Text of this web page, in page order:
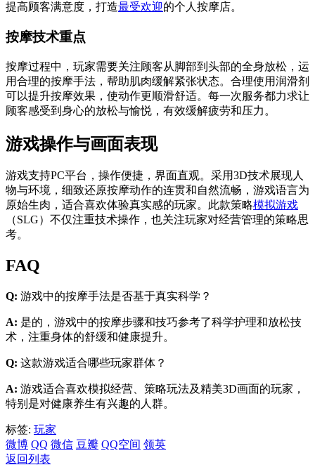
提高顾客满意度，打造最受欢迎的个人按摩店。
按摩技术重点
按摩过程中，玩家需要关注顾客从脚部到头部的全身放松，运
用合理的按摩手法，帮助肌肉缓解紧张状态。合理使用润滑剂
可以提升按摩效果，使动作更顺滑舒适。每一次服务都力求让
顾客感受到身心的放松与愉悦，有效缓解疲劳和压力。
游戏操作与画面表现
游戏支持PC平台，操作便捷，界面直观。采用3D技术展现人
物与环境，细致还原按摩动作的连贯和自然流畅，游戏语言为
原始生肉，适合喜欢体验真实感的玩家。此款策略模拟游戏
（SLG）不仅注重技术操作，也关注玩家对经营管理的策略思
考。
FAQ
Q: 游戏中的按摩手法是否基于真实科学？
A: 是的，游戏中的按摩步骤和技巧参考了科学护理和放松技
术，注重身体的舒缓和健康提升。
Q: 这款游戏适合哪些玩家群体？
A: 游戏适合喜欢模拟经营、策略玩法及精美3D画面的玩家，
特别是对健康养生有兴趣的人群。
标签: 玩家
微博 QQ 微信 豆瓣 QQ空间 领英
返回列表